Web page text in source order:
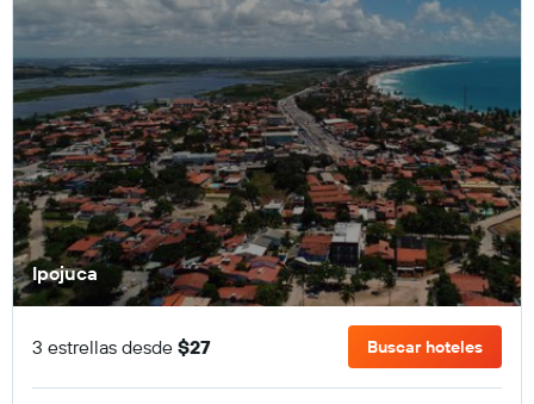
Ipojuca
3 estrellas desde $27 Buscar hoteles